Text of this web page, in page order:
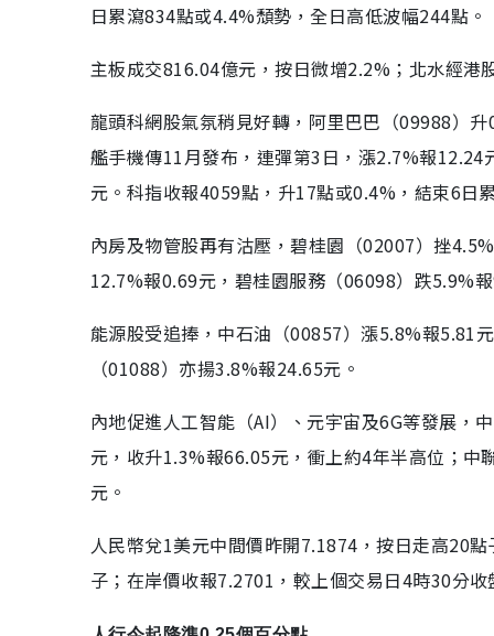
日累瀉834點或4.4%頹勢，全日高低波幅244點。
主板成交816.04億元，按日微增2.2%；北水經
龍頭科網股氣氛稍見好轉，阿里巴巴（09988）
艦手機傳11月發布，連彈第3日，漲2.7%報
元。科指收報4059點，升17點或0.4%，結束6日
內房及物管股再有沽壓，碧桂園（02007）挫
12.7%報0.69元，碧桂園服務（06098）跌5.9%
能源股受追捧，中石油（00857）漲5.8%報5.81
（01088）亦揚3.8%報24.65元。
內地促進人工智能（AI）、元宇宙及6G等發展，
元，收升1.3%報66.05元，衝上約4年半高位；
元。
人民幣兌1美元中間價昨開7.1874，按日走高20
子；在岸價收報7.2701，較上個交易日4時30分